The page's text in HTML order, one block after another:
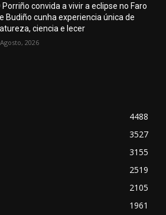
Porriño convida a vivir a eclipse no Faro
Budiño cunha experiencia única de
ciencia e lecer
2026
4488
3527
3155
2519
2105
1961